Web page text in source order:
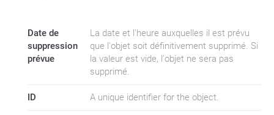
Date de
suppression
prévue
La date et l'heure auxquelles il est prévu
que l'objet soit définitivement supprimé. Si
la valeur est vide, l'objet ne sera pas
supprimé.
ID A unique identifier for the object.